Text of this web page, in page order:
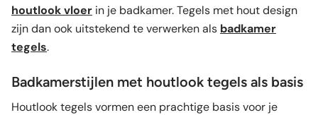
houtlook vloer in je badkamer. Tegels met hout design
zijn dan ook uitstekend te verwerken als badkamer
tegels.
Badkamerstijlen met houtlook tegels als basis
Houtlook tegels vormen een prachtige basis voor je